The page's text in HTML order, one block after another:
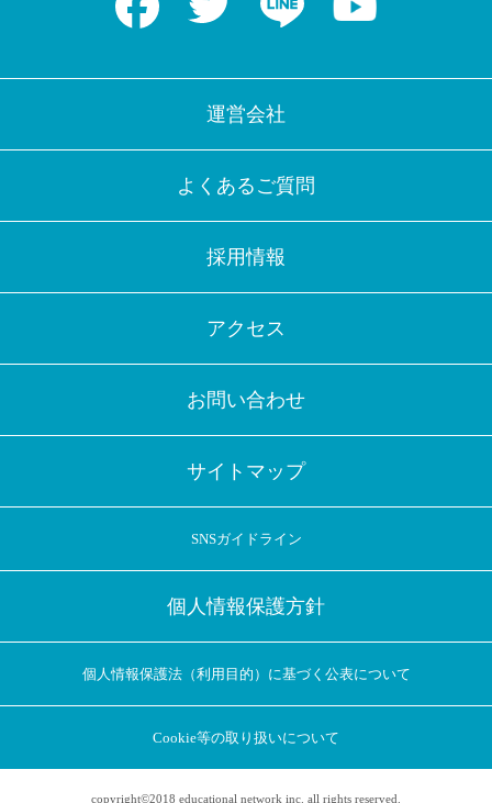
運営会社
よくあるご質問
採用情報
アクセス
お問い合わせ
サイトマップ
SNSガイドライン
個人情報保護方針
個人情報保護法（利用目的）に基づく公表について
Cookie等の取り扱いについて
copyright©2018 educational network inc. all rights reserved.